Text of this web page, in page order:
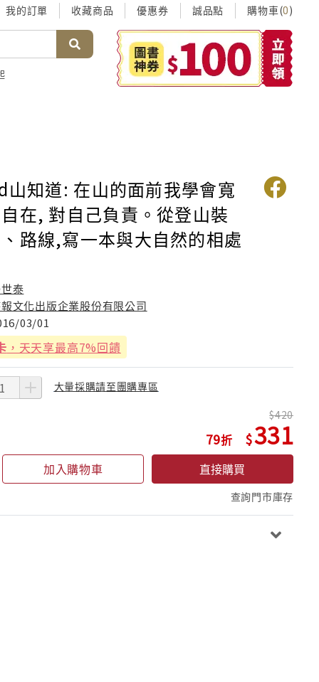
我的訂單 收藏商品 優惠券 誠品點 購物車(0)
知道: 在山的面前我學會寬
在, 對自己負責。從登山裝
路線,寫一本與大自然的相處
泰
文化出版企業股份有限公司
03/01
，天天享最高7%回饋
大量採購請至團購專區
79
420
331
加入購物車 直接購買
查詢門市庫存